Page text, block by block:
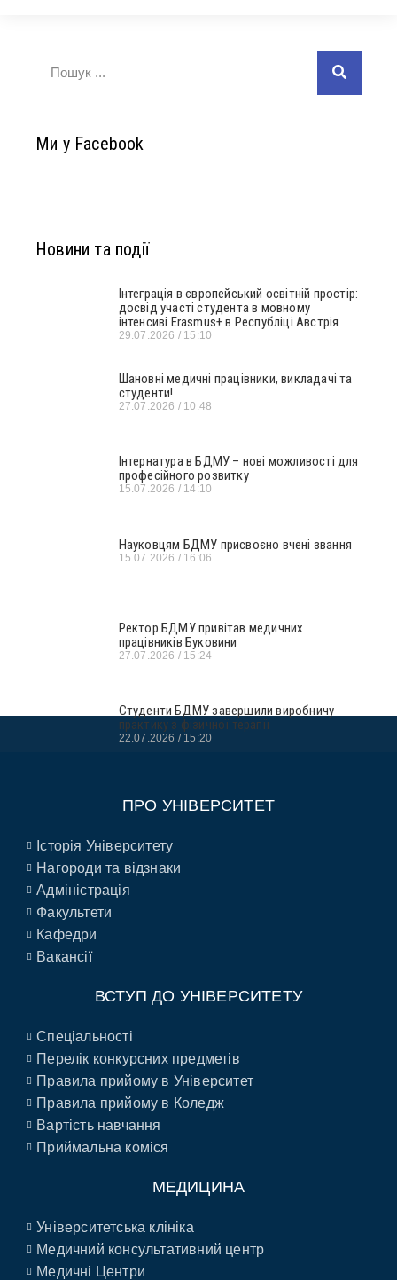
Ми у Facebook
Новини та події
Інтеграція в європейський освітній простір:
досвід участі студента в мовному
інтенсиві Erasmus+ в Республіці Австрія
29.07.2026 15:10
Шановні медичні працівники, викладачі та
студенти!
27.07.2026 10:48
Інтернатура в БДМУ – нові можливості для
професійного розвитку
15.07.2026 14:10
Науковцям БДМУ присвоєно вчені звання
15.07.2026 16:06
Ректор БДМУ привітав медичних
працівників Буковини
27.07.2026 15:24
Студенти БДМУ завершили виробничу
практику з фізичної терапії
22.07.2026 15:20
ПРО УНІВЕРСИТЕТ
Історія Університету
Нагороди та відзнаки
Адміністрація
Факультети
Кафедри
Вакансії
ВСТУП ДО УНІВЕРСИТЕТУ
Спеціальності
Перелік конкурсних предметів
Правила прийому в Університет
Правила прийому в Коледж
Вартість навчання
Приймальна коміся
МЕДИЦИНА
Університетська клініка
Медичний консультативний центр
Медичні Центри